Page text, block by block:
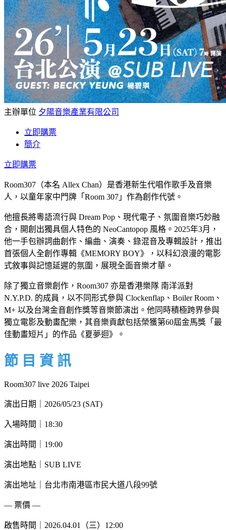
主辦單位 夕陽音樂產業有限公司
立即購票
簡介
立即購票
Room307（本名 Allex Chan）是香港新生代唱作歌手及音樂
人，以童年家中門牌「Room 307」作為創作代號。
他擅長將粵語流行與 Dream Pop、現代電子、氛圍音樂巧妙融
合，開創出獨具個人特色的 NeoCantopop 風格。2025年3月，
他一手包辦詞曲創作、編曲、演奏、錄混音及專輯設計，推出
首張個人全創作專輯《MEMORY BOY》，以科幻浪漫的電影
式敘事與記憶延遲的氛圍，展現全面音樂才華。
除了獨立音樂創作，Room307 亦是香港樂隊 南洋派對
N.Y.P.D. 的成員，以不同形式參與 Clockenflap、Boiler Room、
M+ 以及台灣金音創作獎等音樂節演出。他同時積極跨界參與
獨立電影及動畫配樂，其音樂貢獻包括榮獲第60屆金馬獎「最
佳動畫短片」的作品《夏夢迴》。
節 目 資 訊
Room307 live 2026 Taipei
演出日期｜2026/05/23 (SAT)
入場時間｜18:30
演出時間｜19:00
演出地點｜SUB LIVE
演出地址｜台北市南港區市民大道八段99號
— 票價 —
啟售時間｜2026.04.01（三）12:00